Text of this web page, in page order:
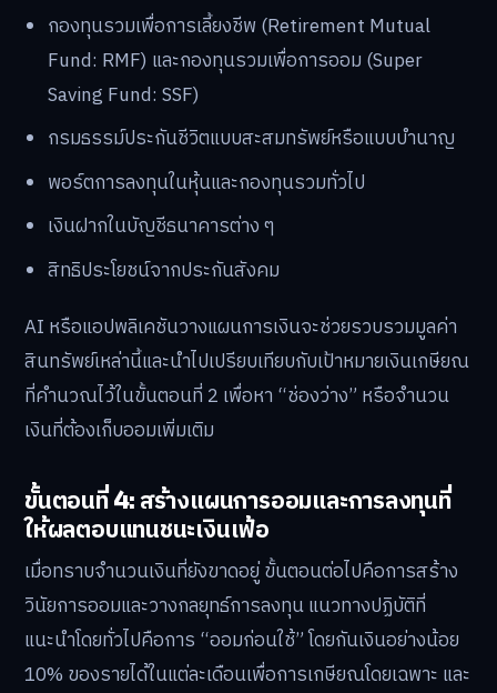
กองทุนรวมเพื่อการเลี้ยงชีพ (Retirement Mutual
Fund: RMF) และกองทุนรวมเพื่อการออม (Super
Saving Fund: SSF)
กรมธรรม์ประกันชีวิตแบบสะสมทรัพย์หรือแบบบำนาญ
พอร์ตการลงทุนในหุ้นและกองทุนรวมทั่วไป
เงินฝากในบัญชีธนาคารต่าง ๆ
สิทธิประโยชน์จากประกันสังคม
AI หรือแอปพลิเคชันวางแผนการเงินจะช่วยรวบรวมมูลค่า
สินทรัพย์เหล่านี้และนำไปเปรียบเทียบกับเป้าหมายเงินเกษียณ
ที่คำนวณไว้ในขั้นตอนที่ 2 เพื่อหา “ช่องว่าง” หรือจำนวน
เงินที่ต้องเก็บออมเพิ่มเติม
ขั้นตอนที่ 4: สร้างแผนการออมและการลงทุนที่
ให้ผลตอบแทนชนะเงินเฟ้อ
เมื่อทราบจำนวนเงินที่ยังขาดอยู่ ขั้นตอนต่อไปคือการสร้าง
วินัยการออมและวางกลยุทธ์การลงทุน แนวทางปฏิบัติที่
แนะนำโดยทั่วไปคือการ “ออมก่อนใช้” โดยกันเงินอย่างน้อย
10% ของรายได้ในแต่ละเดือนเพื่อการเกษียณโดยเฉพาะ และ